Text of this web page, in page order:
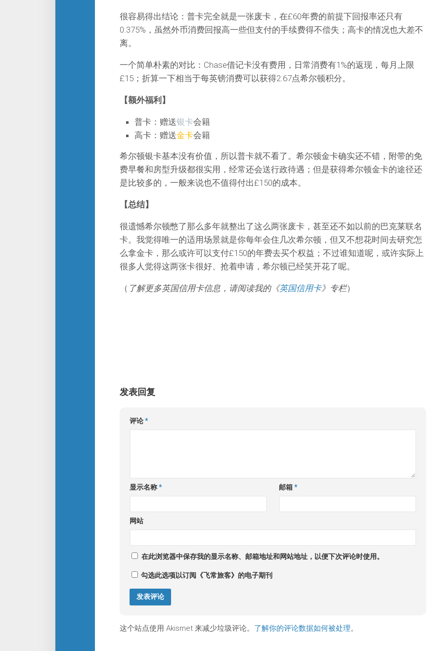
很容易得出结论：普卡完全就是一张废卡，在£60年费的前提下回报率还只有
0.375%，虽然外币消费回报高一些但支付的手续费得不偿失；高卡的情况也大差不
离。
一个简单朴素的对比：Chase借记卡没有费用，日常消费有1%的返现，每月上限
£15；折算一下相当于每英镑消费可以获得2.67点希尔顿积分。
【额外福利】
普卡：赠送银卡会籍
高卡：赠送金卡会籍
希尔顿银卡基本没有价值，所以普卡就不看了。希尔顿金卡确实还不错，附带的免
费早餐和房型升级都很实用，经常还会送行政待遇；但是获得希尔顿金卡的途径还
是比较多的，一般来说也不值得付出£150的成本。
【总结】
很遗憾希尔顿憋了那么多年就整出了这么两张废卡，甚至还不如以前的巴克莱联名
卡。我觉得唯一的适用场景就是你每年会住几次希尔顿，但又不想花时间去研究怎
么拿金卡，那么或许可以支付£150的年费去买个权益；不过谁知道呢，或许实际上
很多人觉得这两张卡很好、抢着申请，希尔顿已经笑开花了呢。
（ 了解更多英国信用卡信息，请阅读我的《英国信用卡》专栏）
发表回复
评论*
显示名称* 邮箱*
网站
在此浏览器中保存我的显示名称、邮箱地址和网站地址，以便下次评论时使用。
勾选此选项以订阅《飞常旅客》的电子期刊
这个站点使用 Akismet 来减少垃圾评论。 了解你的评论数据如何被处理。